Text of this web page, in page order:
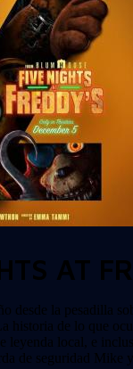
AT
desde la pesadilla
historia de lo que
leyenda local, e
de seguridad Mike